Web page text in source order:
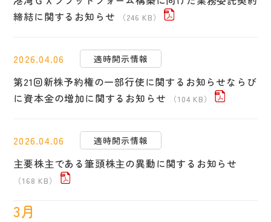
締結に関するお知らせ
（246 KB）
2026.04.06 適時開示情報
第21回新株予約権の一部行使に関するお知らせならび
に資本金の増加に関するお知らせ
（104 KB）
2026.04.06 適時開示情報
主要株主である筆頭株主の異動に関するお知らせ
（168 KB）
3月